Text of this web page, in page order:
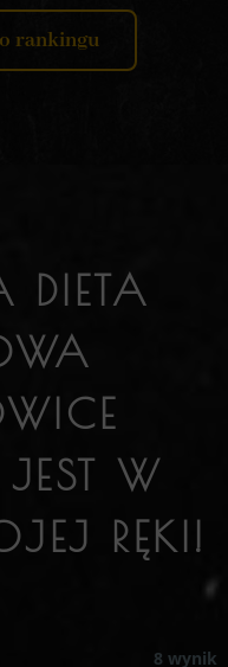
rankingu
DIETA
W
RĘKI!
8 wynik